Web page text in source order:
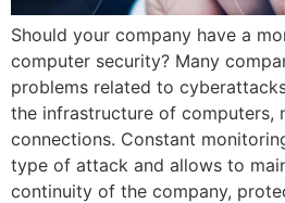
Should your company have a
computer security? Many
problems related to
the infrastructure of computers,
connections. Constant
type of attack and allows to
continuity of the company,